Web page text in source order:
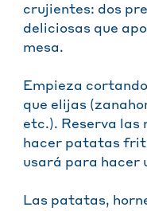
crujientes: dos
deliciosas que
mesa.
Empieza
que elijas
etc.). Reserva las
hacer patatas
usará para hacer
Las patatas,